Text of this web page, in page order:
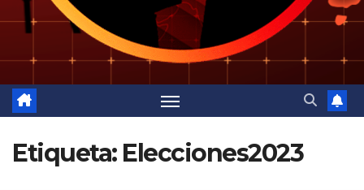
Etiqueta: Elecciones2023